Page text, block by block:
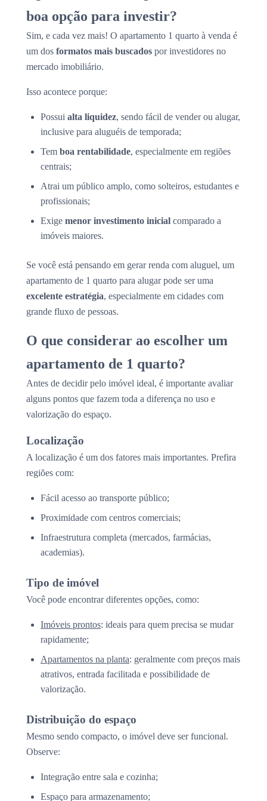
boa opção para investir?
Sim, e cada vez mais! O apartamento 1 quarto à venda é
um dos formatos mais buscados por investidores no
mercado imobiliário.
Isso acontece porque:
Possui alta liquidez, sendo fácil de vender ou alugar,
inclusive para aluguéis de temporada;
Tem boa rentabilidade, especialmente em regiões
centrais;
Atrai um público amplo, como solteiros, estudantes e
profissionais;
Exige menor investimento inicial comparado a
imóveis maiores.
Se você está pensando em gerar renda com aluguel, um
apartamento de 1 quarto para alugar pode ser uma
excelente estratégia, especialmente em cidades com
grande fluxo de pessoas.
O que considerar ao escolher um
apartamento de 1 quarto?
Antes de decidir pelo imóvel ideal, é importante avaliar
alguns pontos que fazem toda a diferença no uso e
valorização do espaço.
Localização
A localização é um dos fatores mais importantes. Prefira
regiões com:
Fácil acesso ao transporte público;
Proximidade com centros comerciais;
Infraestrutura completa (mercados, farmácias,
academias).
Tipo de imóvel
Você pode encontrar diferentes opções, como:
Imóveis prontos: ideais para quem precisa se mudar
rapidamente;
Apartamentos na planta: geralmente com preços mais
atrativos, entrada facilitada e possibilidade de
valorização.
Distribuição do espaço
Mesmo sendo compacto, o imóvel deve ser funcional.
Observe:
Integração entre sala e cozinha;
Espaço para armazenamento;